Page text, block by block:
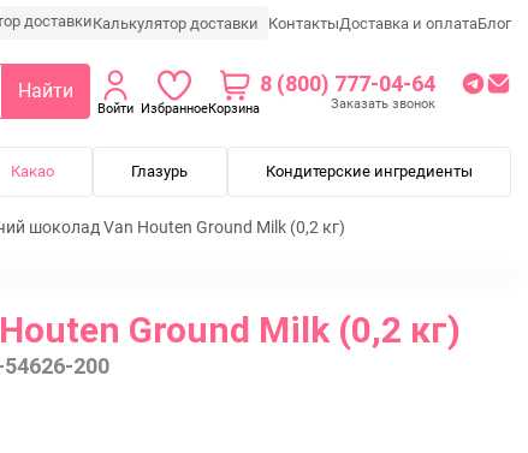
Калькулятор доставки КонтактыДоставка и оплатаБлог
Найти
Войти ИзбранноеКорзина
8 (800) 777-04-64
Заказать звонок
Какао Глазурь Кондитерские ингредиенты
шоколад Van Houten Ground Milk (0,2 кг)
Ground Milk (0,2 кг)
200